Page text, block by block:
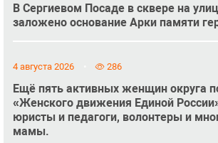
В Сергиевом Посаде в сквере на
заложено основание Арки памяти
4 августа 2026 286
Ещё пять активных женщин округа
«Женского движения Единой
юристы и педагоги, волонтеры и
мамы.